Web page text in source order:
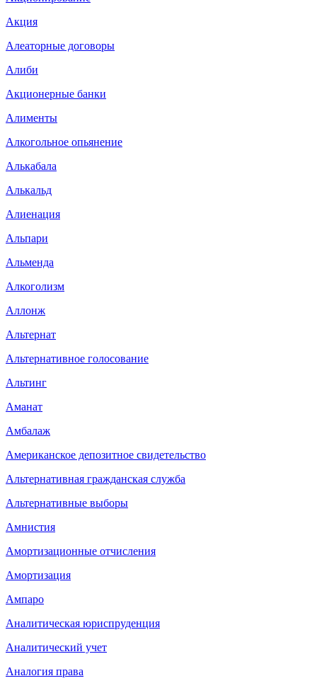
Акция
Алеаторные договоры
Алиби
Акционерные банки
Алименты
Алкогольное опьянение
Алькабала
Алькальд
Алиенация
Альпари
Альменда
Алкоголизм
Аллонж
Альтернат
Альтернативное голосование
Альтинг
Аманат
Амбалаж
Американское депозитное свидетельство
Альтернативная гражданская служба
Альтернативные выборы
Амнистия
Амортизационные отчисления
Амортизация
Ампаро
Аналитическая юриспруденция
Аналитический учет
Аналогия права